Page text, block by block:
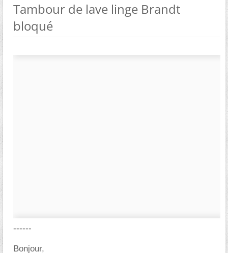
Tambour de lave linge Brandt
bloqué
------
Bonjour,